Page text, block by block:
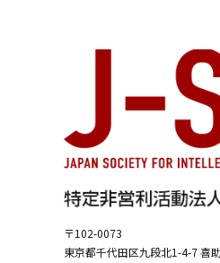
〒102-0073
東京都千代田区九段北1-4-7喜